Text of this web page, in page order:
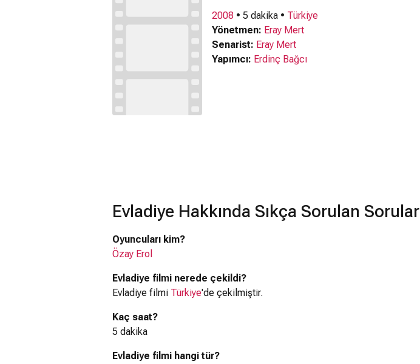
2008 • 5 dakika • Türkiye
Yönetmen: Eray Mert
Senarist: Eray Mert
Yapımcı: Erdinç Bağcı
Evladiye Hakkında Sıkça Sorulan Sorular
Oyuncuları kim?
Özay Erol
Evladiye filmi nerede çekildi?
Evladiye filmi Türkiye'de çekilmiştir.
Kaç saat?
5 dakika
Evladiye filmi hangi tür?